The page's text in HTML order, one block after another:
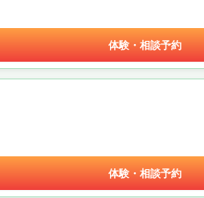
体験・相談予約
体験・相談予約